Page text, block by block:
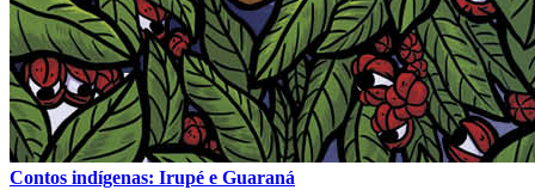
Contos indígenas: Irupé e Guaraná